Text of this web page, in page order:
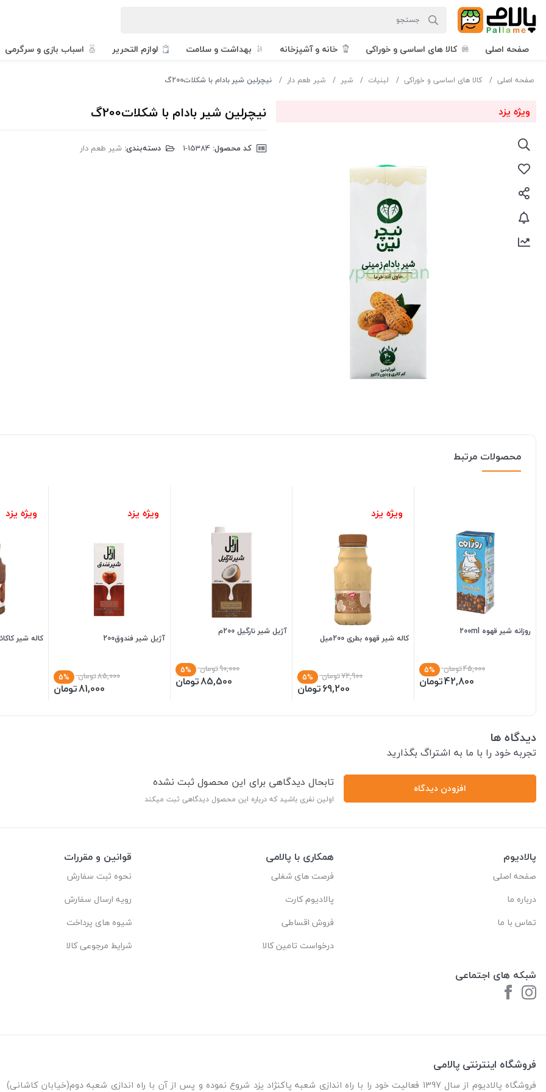
صفحه اصلی کالا های اساسی و خوراکی خانه و آشپزخانه بهداشت و سلامت لوازم التحریر اسباب بازی و سرگرمی
صفحه اصلی کالا های اساسی و خوراکی لبنیات شیر شیر طعم دار نیچرلین شیر بادام با شکلات200گ
ویژه یزد نیچرلین شیر بادام با شکلات200گ
کد محصول: دسته‌بندی: شیر طعم دار
محصولات مرتبط
روزانه شیر قهوه 200ml
45,000تومان 5%
42,800تومان
ویژه یزد
کاله شیر قهوه بطری 200میل
72,900تومان 5%
69,200تومان
آژیل شیر نارگیل 200م
90,000تومان 5%
85,500تومان
ویژه یزد
آژیل شیر فندوق200
85,000تومان 5%
81,000تومان
ویژه یزد
کاله شیر کاکائو
دیدگاه ها
تجربه خود را با ما به اشتراگ بگذارید
افزودن دیدگاه تابحال دیدگاهی برای این محصول ثبت نشده
اولین نفری باشید که درباره این محصول دیدگاهی ثبت میکند
پالادیوم
صفحه اصلی
درباره ما
تماس با ما
شبکه های اجتماعی
همکاری با پالامی
فرصت های شغلی
پالادیوم کارت
فروش اقساطی
درخواست تامین کالا
قوانین و مقررات
نحوه ثبت سفارش
رویه ارسال سفارش
شیوه های پرداخت
شرایط مرجوعی کالا
فروشگاه اینترنتی پالامی
فروشگاه پالادیوم از سال 1397 فعالیت خود را با راه اندازی شعبه پاکنژاد یزد شروع نموده و پس از آن با راه اندازی شعبه دوم(خیابان کاشانی)